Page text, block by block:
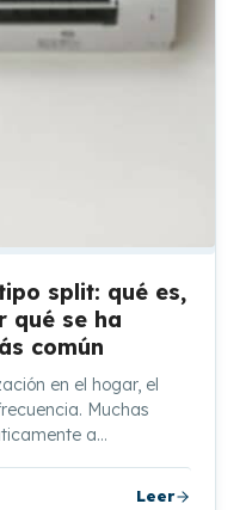
split: qué es,
qué se ha
común
en el hogar, el
Muchas
a…
Leer